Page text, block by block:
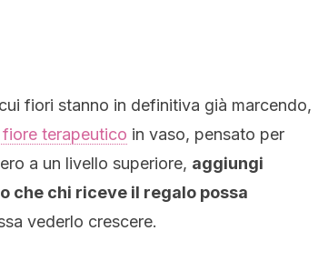
fiori stanno in definitiva già marcendo,
fiore terapeutico in vaso, pensato per
a un livello superiore, aggiungi
che chi riceve il regalo possa
vederlo crescere.